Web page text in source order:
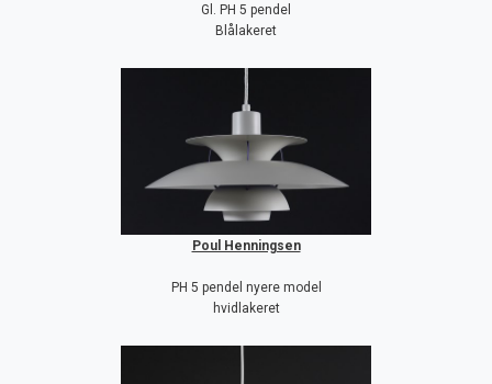
Gl. PH 5 pendel
Blålakeret
Poul Henningsen
PH 5 pendel nyere model
hvidlakeret